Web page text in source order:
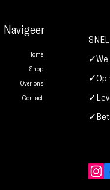
Navigeer
Home
Shop
Over ons
Contact
✓We
✓Op